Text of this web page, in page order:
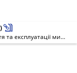
)
Про скасування ліцензії на право відкриття та експлуатації митного ліцензійного складу